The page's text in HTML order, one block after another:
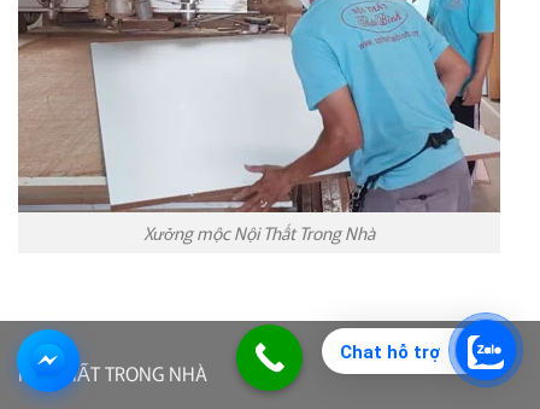
Chat hỗ trợ
Xưởng mộc Nội Thất Trong Nhà
NỘI THẤT TRONG NHÀ